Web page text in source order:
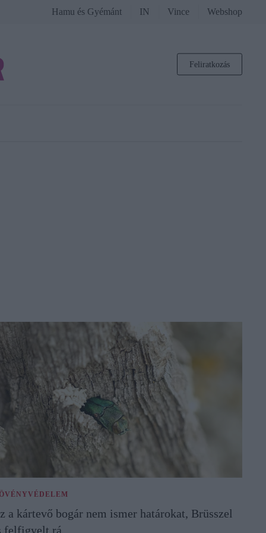
Hamu és Gyémánt IN Vince Webshop
Feliratkozás
a kártevő bogár nem ismer határokat, Brüsszel
felfigyelt rá